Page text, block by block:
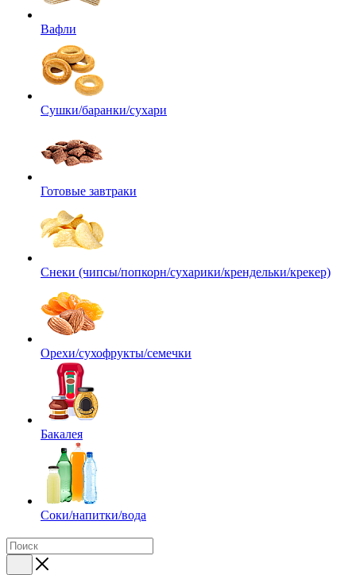
Вафли
Сушки/баранки/сухари
Готовые завтраки
Снеки (чипсы/попкорн/сухарики/крендельки/крекер)
Орехи/сухофрукты/семечки
Бакалея
Соки/напитки/вода